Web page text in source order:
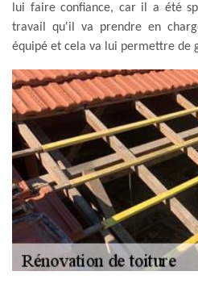
lui faire confiance, car il a été
travail qu'il va prendre en
équipé et cela va lui permettre de